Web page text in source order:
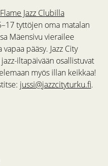
Flame Jazz Clubilla
tyttöjen oma matalan
Mäensivu vierailee
pääsy. Jazz City
iltapäivään osallistuvat
myös illan keikkaa!
jussi@jazzcityturku.fi.